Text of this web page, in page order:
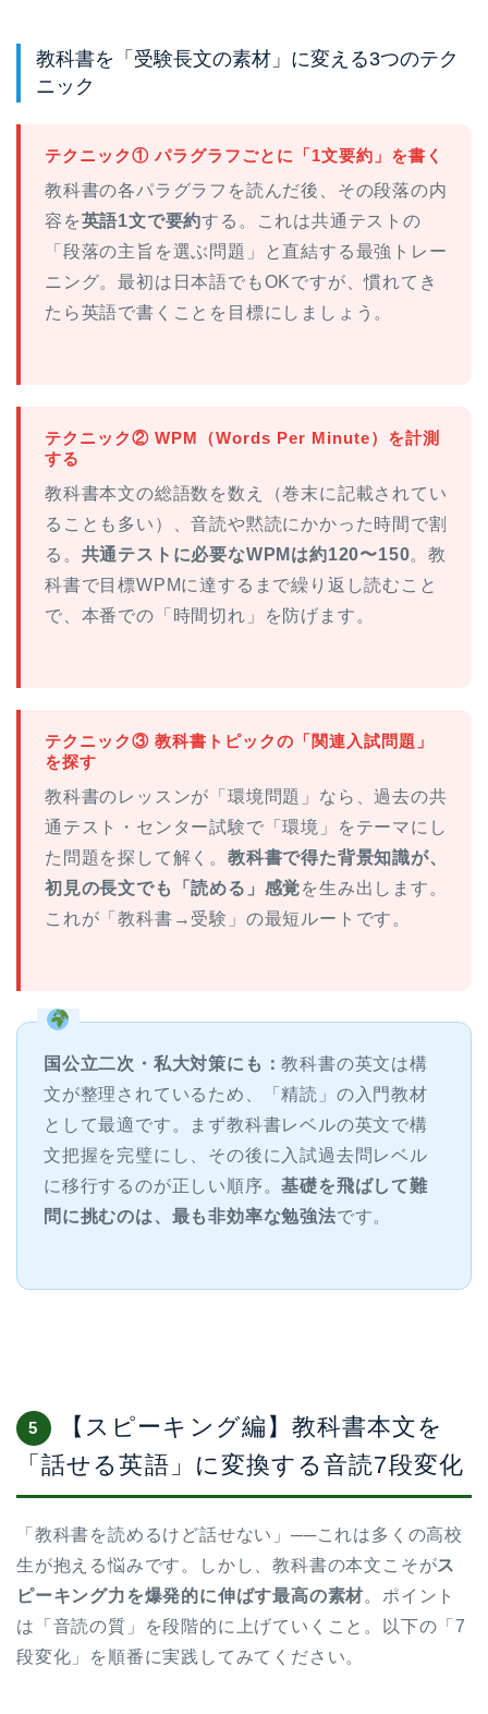
教科書を「受験長文の素材」に変える3つのテク
ニック
テクニック① パラグラフごとに「1文要約」を書く
教科書の各パラグラフを読んだ後、その段落の内
容を英語1文で要約する。これは共通テストの
「段落の主旨を選ぶ問題」と直結する最強トレー
ニング。最初は日本語でもOKですが、慣れてき
たら英語で書くことを目標にしましょう。
テクニック② WPM（Words Per Minute）を計測
する
教科書本文の総語数を数え（巻末に記載されてい
ることも多い）、音読や黙読にかかった時間で割
る。 共通テストに必要なWPMは約120〜150。教
科書で目標WPMに達するまで繰り返し読むこと
で、本番での「時間切れ」を防げます。
テクニック③ 教科書トピックの「関連入試問題」
を探す
教科書のレッスンが「環境問題」なら、過去の共
通テスト・センター試験で「環境」をテーマにし
た問題を探して解く。 教科書で得た背景知識が、
初見の長文でも「読める」感覚を生み出します。
これが「教科書→受験」の最短ルートです。
国公立二次・私大対策にも：教科書の英文は構
文が整理されているため、「精読」の入門教材
として最適です。まず教科書レベルの英文で構
文把握を完璧にし、その後に入試過去問レベル
に移行するのが正しい順序。基礎を飛ばして難
問に挑むのは、最も非効率な勉強法です。
5
【スピーキング編】教科書本文を
「話せる英語」に変換する音読7段変化
「教科書を読めるけど話せない」──これは多くの高校
生が抱える悩みです。しかし、教科書の本文こそがス
ピーキング力を爆発的に伸ばす最高の素材。ポイント
は「音読の質」を段階的に上げていくこと。以下の「7
段変化」を順番に実践してみてください。